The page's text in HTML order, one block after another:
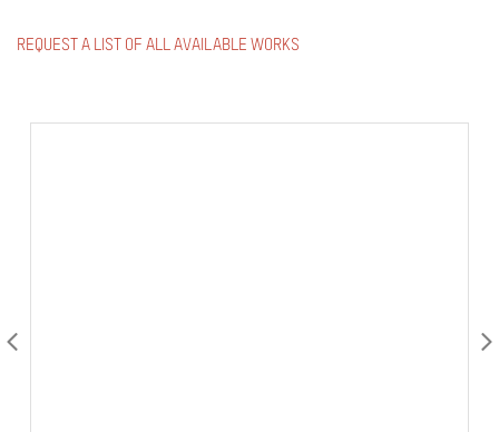
REQUEST A LIST OF ALL AVAILABLE WORKS